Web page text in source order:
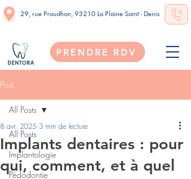
PRENDRE RDV
29, rue Proudhon, 93210 La Plaine Saint - Denis
Post
All Posts
Implantologie
Pédodontie
All Posts
Implants dentaires : pour
qui, comment, et à quel
8 avr. 2025 3 min de lecture